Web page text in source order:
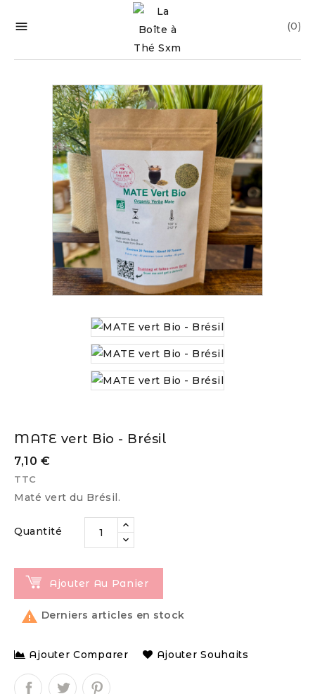
 (0)
MATE vert Bio - Brésil
7,10 €
TTC
Maté vert du Brésil.
Quantité
Ajouter Au Panier
 Derniers articles en stock
Ajouter Comparer Ajouter Souhaits